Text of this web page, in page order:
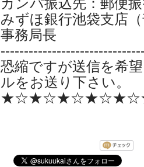
カンパ振込先：郵便
みずほ銀行池袋支店
事務局長
恐縮ですが送信を希
ルをお送り下さい。